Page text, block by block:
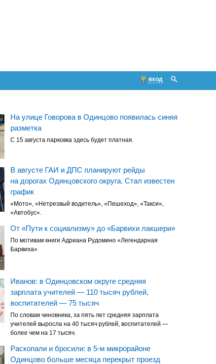
вход
На улице Говорова в Одинцово появилась синяя
разметка
С 15 августа парковка здесь будет платная.
В августе ГАИ и ДПС планируют рейды
на дорогах Одинцовского округа. Стал известен
график
«Мото», «Нетрезвый водитель», «Пешеход», «Такси»,
«Автобус».
От «Пути к социализму» до «Барвихи лакшери»
По мотивам книги Адриана Рудомино «Легендарная
Барвиха»
Иванов: в Одинцовском округе средняя
зарплата учителей — 110 тысяч рублей,
воспитателей — 75 тысяч
По словам чиновника, за пять лет средняя зарплата
учителей выросла на 40 тысяч рублей, воспитателей —
более чем на 17 тысяч.
Раскопали и бросили: в 5-м микрорайоне
Одинцово больше месяца перекрыт проезд